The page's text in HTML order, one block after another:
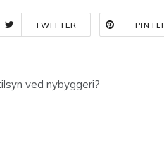
TWITTER
ved nybyggeri?